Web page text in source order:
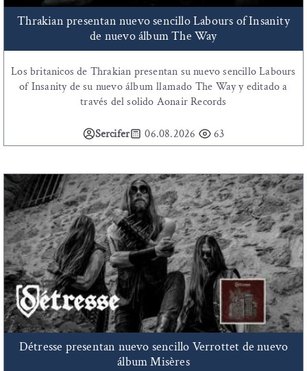
Thrakian presentan nuevo sencillo Labours of Insanity
de nuevo álbum The Way
Los britanicos de Thrakian presentan su nuevo sencillo Labours
of Insanity de su nuevo álbum llamado The Way y editado a
través del solido Aonair Records
Sercifer 06.08.2026 63
Détresse presentan nuevo sencillo Verrottet de nuevo
álbum Misères